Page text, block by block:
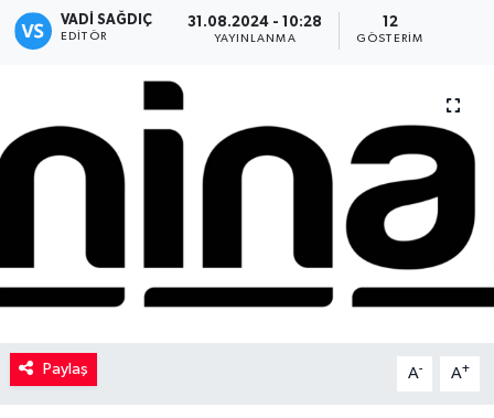
VADI SAĞDIÇ
EDITÖR
31.08.2024 - 10:28
YAYINLANMA
12
GÖSTERIM
Paylaş A- A+
Kadın
Yaşam